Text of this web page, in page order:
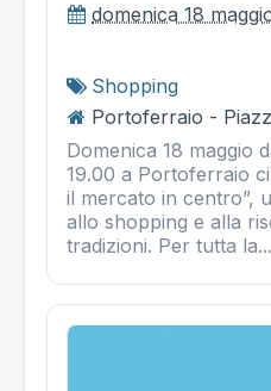
domenica 18
Shopping
Portoferraio -
Domenica 18 maggio
19.00 a Portoferraio
il mercato in centro”,
allo shopping e alla
tradizioni. Per tutta la...